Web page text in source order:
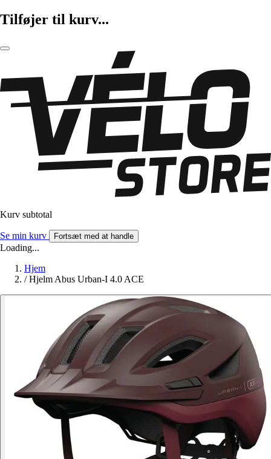
Tilføjer til kurv...
Kurv subtotal
Se min kurv Fortsæt med at handle
Loading...
Hjem
/ Hjelm Abus Urban-I 4.0 ACE